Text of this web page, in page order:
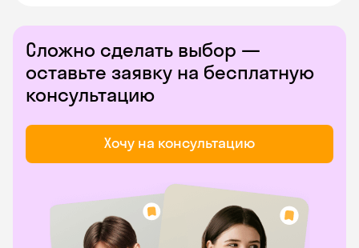
Сложно сделать выбор —
оставьте заявку на бесплатную
консультацию
Хочу на консультацию